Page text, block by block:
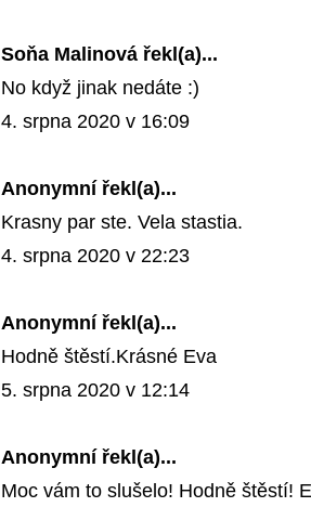
Soňa Malinová řekl(a)...
No když jinak nedáte :)
4. srpna 2020 v 16:09
Anonymní řekl(a)...
Krasny par ste. Vela stastia.
4. srpna 2020 v 22:23
Anonymní řekl(a)...
Hodně štěstí.Krásné Eva
5. srpna 2020 v 12:14
Anonymní řekl(a)...
Moc vám to slušelo! Hodně štěstí!